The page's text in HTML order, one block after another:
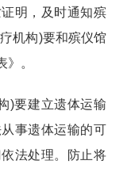
明，及时通知殡
机构)要和殡仪馆
。
)要建立遗体运输
事遗体运输的可
法处理。防止将